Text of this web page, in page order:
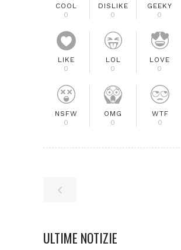
COOL
0
DISLIKE
0
GEEKY
0
LIKE
0
LOL
0
LOVE
0
NSFW
0
OMG
0
WTF
0
ULTIME NOTIZIE